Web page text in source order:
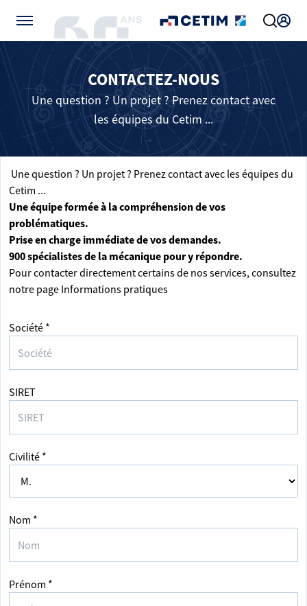
CONTACTEZ-NOUS
Une question ? Un projet ? Prenez contact avec
les équipes du Cetim ...
Une question ? Un projet ? Prenez contact avec les équipes du
Cetim ...
Une équipe formée à la compréhension de vos
problématiques.
Prise en charge immédiate de vos demandes.
900 spécialistes de la mécanique pour y répondre.
Pour contacter directement certains de nos services, consultez
notre page Informations pratiques
Société *
SIRET
Civilité *
Nom *
Prénom *